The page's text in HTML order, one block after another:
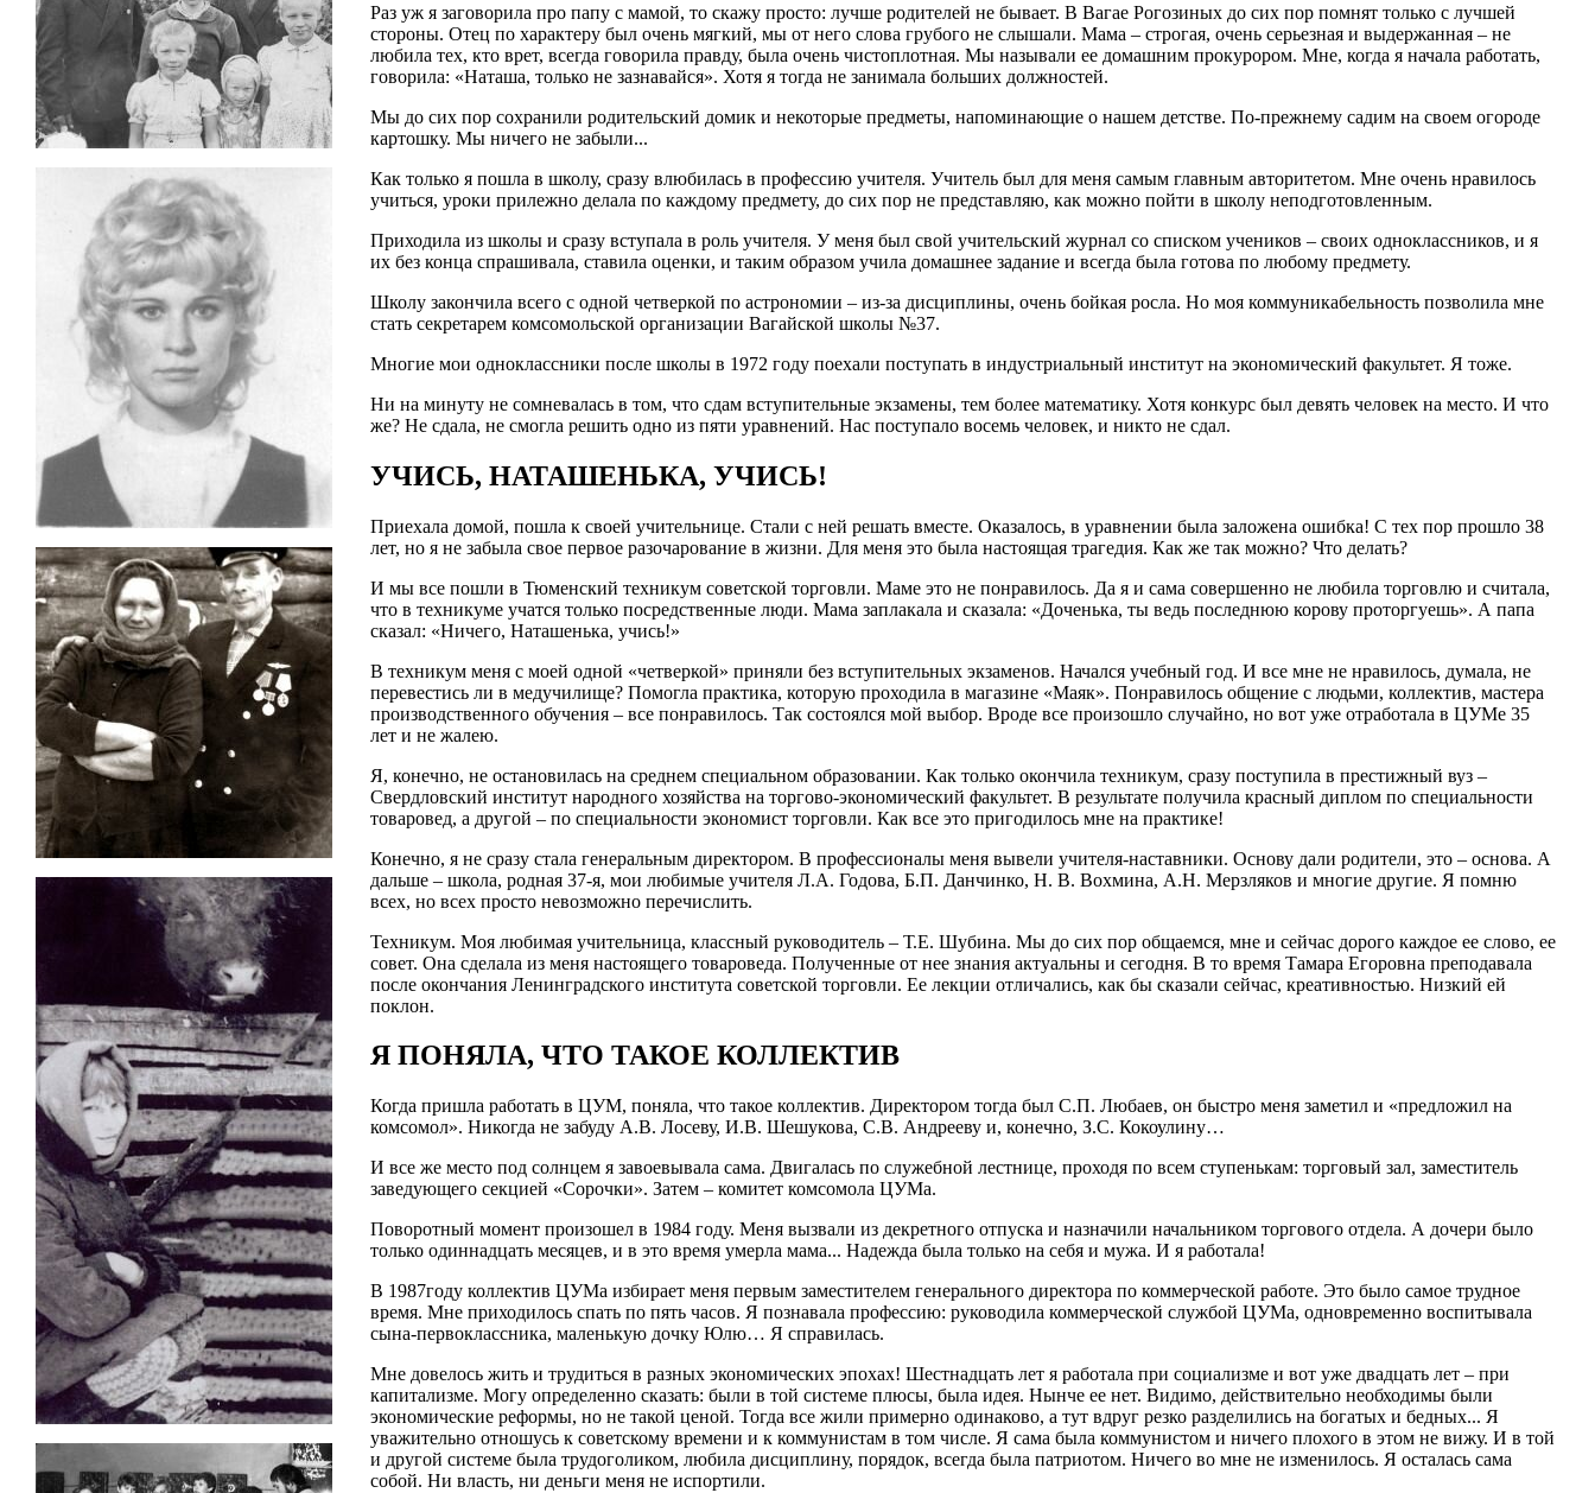
Раз уж я заговорила про папу с мамой, то скажу просто: лучше родителей не бывает. В Вагае Рогозиных до сих пор помнят только с лучшей
стороны. Отец по характеру был очень мягкий, мы от него слова грубого не слышали. Мама – строгая, очень серьезная и выдержанная – не
любила тех, кто врет, всегда говорила правду, была очень чистоплотная. Мы называли ее домашним прокурором. Мне, когда я начала работать,
говорила: «Наташа, только не зазнавайся». Хотя я тогда не занимала больших должностей.
Мы до сих пор сохранили родительский домик и некоторые предметы, напоминающие о нашем детстве. По-прежнему садим на своем огороде
картошку. Мы ничего не забыли...
Как только я пошла в школу, сразу влюбилась в профессию учителя. Учитель был для меня самым главным авторитетом. Мне очень нравилось
учиться, уроки прилежно делала по каждому предмету, до сих пор не представляю, как можно пойти в школу неподготовленным.
Приходила из школы и сразу вступала в роль учителя. У меня был свой учительский журнал со списком учеников – своих одноклассников, и я
их без конца спрашивала, ставила оценки, и таким образом учила домашнее задание и всегда была готова по любому предмету.
Школу закончила всего с одной четверкой по астрономии – из-за дисциплины, очень бойкая росла. Но моя коммуникабельность позволила мне
стать секретарем комсомольской организации Вагайской школы №37.
Многие мои одноклассники после школы в 1972 году поехали поступать в индустриальный институт на экономический факультет. Я тоже.
Ни на минуту не сомневалась в том, что сдам вступительные экзамены, тем более математику. Хотя конкурс был девять человек на место. И что
же? Не сдала, не смогла решить одно из пяти уравнений. Нас поступало восемь человек, и никто не сдал.
УЧИСЬ, НАТАШЕНЬКА, УЧИСЬ!
Приехала домой, пошла к своей учительнице. Стали с ней решать вместе. Оказалось, в уравнении была заложена ошибка! С тех пор прошло 38
лет, но я не забыла свое первое разочарование в жизни. Для меня это была настоящая трагедия. Как же так можно? Что делать?
И мы все пошли в Тюменский техникум советской торговли. Маме это не понравилось. Да я и сама совершенно не любила торговлю и считала,
что в техникуме учатся только посредственные люди. Мама заплакала и сказала: «Доченька, ты ведь последнюю корову проторгуешь». А папа
сказал: «Ничего, Наташенька, учись!»
В техникум меня с моей одной «четверкой» приняли без вступительных экзаменов. Начался учебный год. И все мне не нравилось, думала, не
перевестись ли в медучилище? Помогла практика, которую проходила в магазине «Маяк». Понравилось общение с людьми, коллектив, мастера
производственного обучения – все понравилось. Так состоялся мой выбор. Вроде все произошло случайно, но вот уже отработала в ЦУМе 35
лет и не жалею.
Я, конечно, не остановилась на среднем специальном образовании. Как только окончила техникум, сразу поступила в престижный вуз –
Свердловский институт народного хозяйства на торгово-экономический факультет. В результате получила красный диплом по специальности
товаровед, а другой – по специальности экономист торговли. Как все это пригодилось мне на практике!
Конечно, я не сразу стала генеральным директором. В профессионалы меня вывели учителя-наставники. Основу дали родители, это – основа. А
дальше – школа, родная 37-я, мои любимые учителя Л.А. Годова, Б.П. Данчинко, Н. В. Вохмина, А.Н. Мерзляков и многие другие. Я помню
всех, но всех просто невозможно перечислить.
Техникум. Моя любимая учительница, классный руководитель – Т.Е. Шубина. Мы до сих пор общаемся, мне и сейчас дорого каждое ее слово, ее
совет. Она сделала из меня настоящего товароведа. Полученные от нее знания актуальны и сегодня. В то время Тамара Егоровна преподавала
после окончания Ленинградского института советской торговли. Ее лекции отличались, как бы сказали сейчас, креативностью. Низкий ей
поклон.
Я ПОНЯЛА, ЧТО ТАКОЕ КОЛЛЕКТИВ
Когда пришла работать в ЦУМ, поняла, что такое коллектив. Директором тогда был С.П. Любаев, он быстро меня заметил и «предложил на
комсомол». Никогда не забуду А.В. Лосеву, И.В. Шешукова, С.В. Андрееву и, конечно, З.С. Кокоулину…
И все же место под солнцем я завоевывала сама. Двигалась по служебной лестнице, проходя по всем ступенькам: торговый зал, заместитель
заведующего секцией «Сорочки». Затем – комитет комсомола ЦУМа.
Поворотный момент произошел в 1984 году. Меня вызвали из декретного отпуска и назначили начальником торгового отдела. А дочери было
только одиннадцать месяцев, и в это время умерла мама... Надежда была только на себя и мужа. И я работала!
В 1987году коллектив ЦУМа избирает меня первым заместителем генерального директора по коммерческой работе. Это было самое трудное
время. Мне приходилось спать по пять часов. Я познавала профессию: руководила коммерческой службой ЦУМа, одновременно воспитывала
сына-первоклассника, маленькую дочку Юлю… Я справилась.
Мне довелось жить и трудиться в разных экономических эпохах! Шестнадцать лет я работала при социализме и вот уже двадцать лет – при
капитализме. Могу определенно сказать: были в той системе плюсы, была идея. Нынче ее нет. Видимо, действительно необходимы были
экономические реформы, но не такой ценой. Тогда все жили примерно одинаково, а тут вдруг резко разделились на богатых и бедных... Я
уважительно отношусь к советскому времени и к коммунистам в том числе. Я сама была коммунистом и ничего плохого в этом не вижу. И в той
и другой системе была трудоголиком, любила дисциплину, порядок, всегда была патриотом. Ничего во мне не изменилось. Я осталась сама
собой. Ни власть, ни деньги меня не испортили.